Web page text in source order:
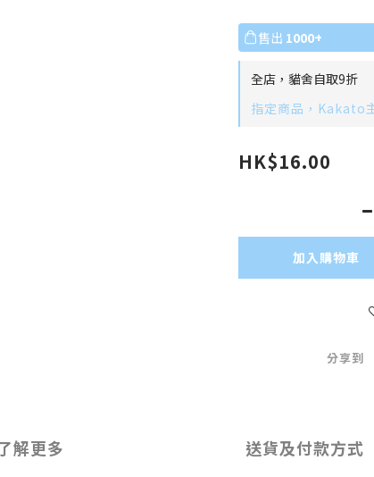
售出 1000+
全店，貓舍自取9折
指定商品，Kakato
HK$16.00
加入購物車
分享到
解更多 送貨及付款方式